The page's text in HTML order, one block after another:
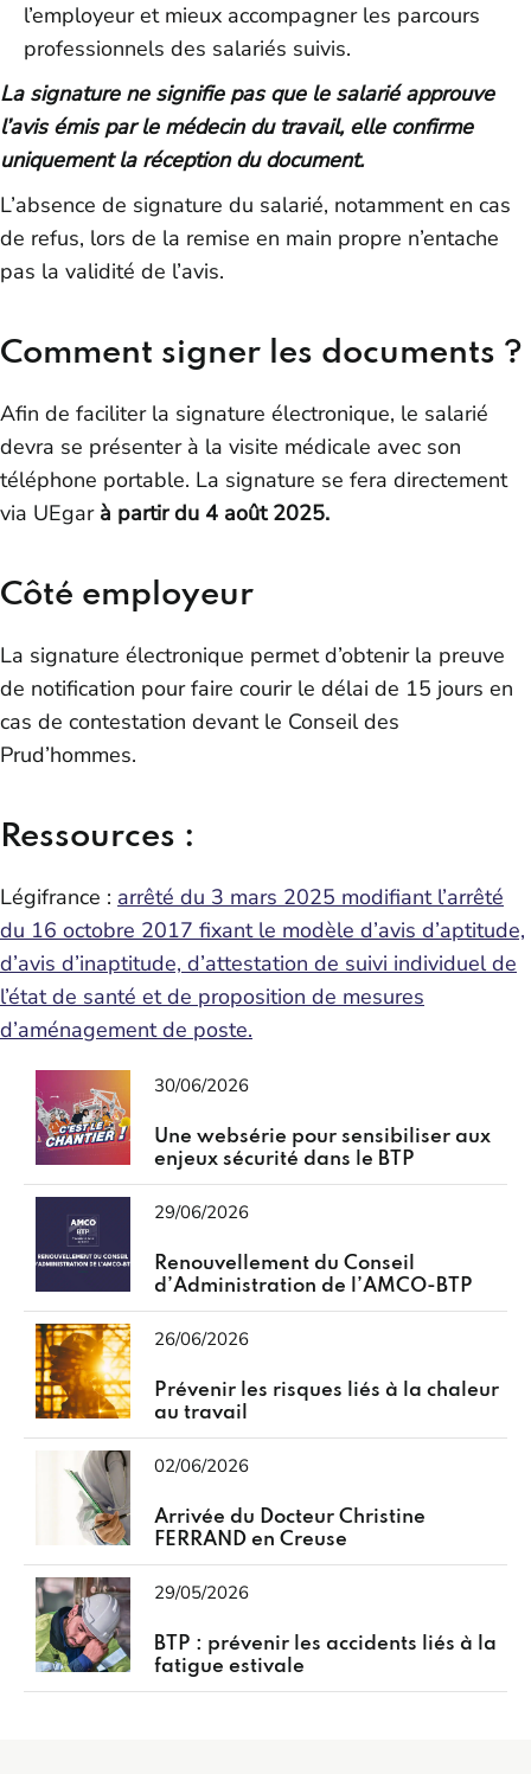
l’employeur et mieux accompagner les parcours
professionnels des salariés suivis.
La signature ne signifie pas que le salarié approuve
l’avis émis par le médecin du travail, elle confirme
uniquement la réception du document.
L’absence de signature du salarié, notamment en cas
de refus, lors de la remise en main propre n’entache
pas la validité de l’avis.
Comment signer les documents ?
Afin de faciliter la signature électronique, le salarié
devra se présenter à la visite médicale avec son
téléphone portable. La signature se fera directement
via UEgarà partir du 4 août 2025.
Côté employeur
La signature électronique permet d’obtenir la preuve
de notification pour faire courir le délai de 15 jours en
cas de contestation devant le Conseil des
Prud’hommes.
Ressources :
Légifrance : arrêté du 3 mars 2025 modifiant l’arrêté
du 16 octobre 2017 fixant le modèle d’avis d’aptitude,
d’avis d’inaptitude, d’attestation de suivi individuel de
l’état de santé et de proposition de mesures
d’aménagement de poste.
30/06/2026
Une websérie pour sensibiliser aux
enjeux sécurité dans le BTP
29/06/2026
Renouvellement du Conseil
d’Administration de l’AMCO-BTP
26/06/2026
Prévenir les risques liés à la chaleur
au travail
02/06/2026
Arrivée du Docteur Christine
FERRAND en Creuse
29/05/2026
BTP : prévenir les accidents liés à la
fatigue estivale